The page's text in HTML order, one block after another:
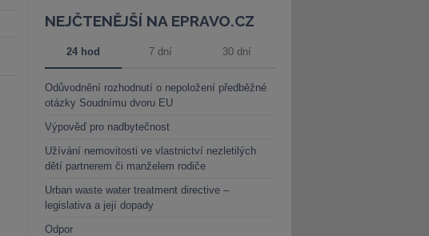
NEJČTENĚJŠÍ NA EPRAVO.CZ
24 hod 7 dní 30 dní
Odůvodnění rozhodnutí o nepoložení předběžné
otázky Soudnímu dvoru EU
Výpověď pro nadbytečnost
Užívání nemovitosti ve vlastnictví nezletilých
dětí partnerem či manželem rodiče
Urban waste water treatment directive –
legislativa a její dopady
Odpor